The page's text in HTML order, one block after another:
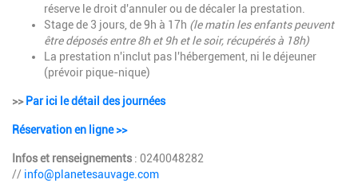
réserve le droit d'annuler ou de décaler la prestation.
Stage de 3 jours, de 9h à 17h (le matin les enfants peuvent
être déposés entre 8h et 9h et le soir, récupérés à 18h)
La prestation n'inclut pas l'hébergement, ni le déjeuner
(prévoir pique-nique)
>> Par ici le détail des journées
Réservation en ligne >>
Infos et renseignements : 0240048282
// info@planetesauvage.com